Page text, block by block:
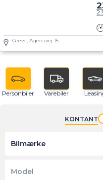
Greve, Agenavej 15
Personbiler Varebiler
KONTANT
Bilmærke
Model